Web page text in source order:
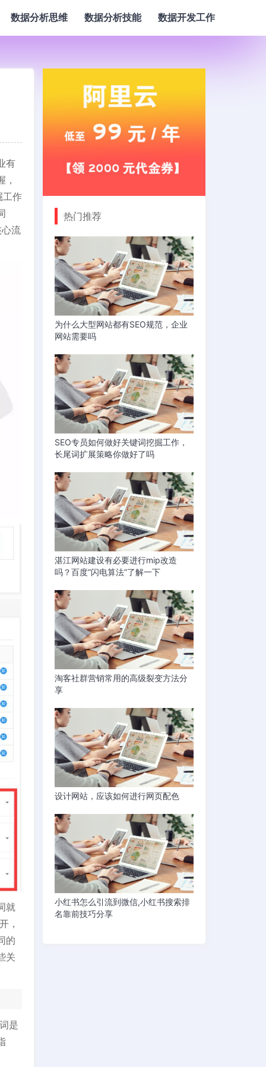
数据分析思维 数据分析技能 数据开发工作
有
工作
流
就
，
的
关
是
热门推荐
为什么大型网站都有SEO规范，企业
网站需要吗
SEO专员如何做好关键词挖掘工作，
长尾词扩展策略你做好了吗
湛江网站建设有必要进行mip改造
吗？百度“闪电算法”了解一下
淘客社群营销常用的高级裂变方法分
享
设计网站，应该如何进行网页配色
小红书怎么引流到微信,小红书搜索排
名靠前技巧分享